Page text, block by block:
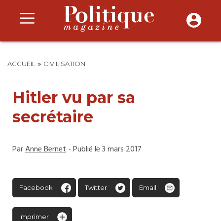
ACCUEIL » CIVILISATION
Hitler vu par sa
secrétaire
ParAnne Bernet- Publié le 3 mars 2017
Facebook Twitter Email
Imprimer